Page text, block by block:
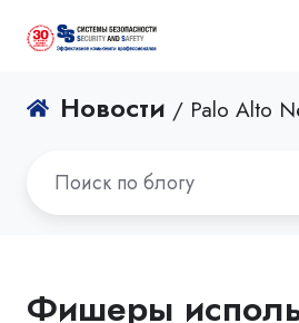
Новости / Palo Alto
Фишеры